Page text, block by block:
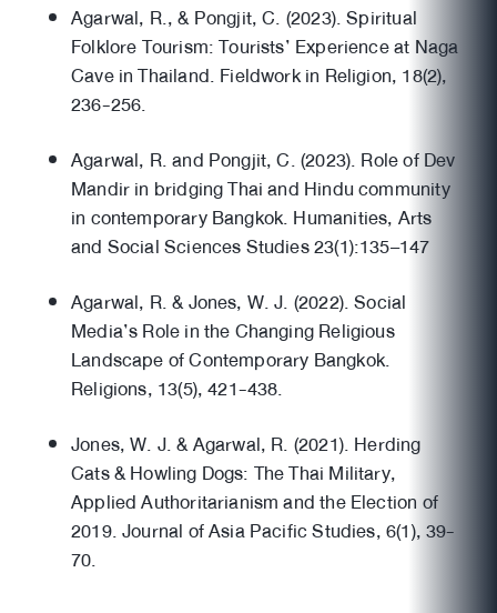
Agarwal, R., & Pongjit, C. (2023). Spiritual
Folklore Tourism: Tourists’ Experience at Naga
Cave in Thailand. Fieldwork in Religion, 18(2),
236-256.
Agarwal, R. and Pongjit, C. (2023). Role of Dev
Mandir in bridging Thai and Hindu community
in contemporary Bangkok. Humanities, Arts
and Social Sciences Studies 23(1):135–147
Agarwal, R. & Jones, W. J. (2022). Social
Media’s Role in the Changing Religious
Landscape of Contemporary Bangkok.
Religions, 13(5), 421-438.
Jones, W. J. & Agarwal, R. (2021). Herding
Cats & Howling Dogs: The Thai Military,
Applied Authoritarianism and the Election of
2019. Journal of Asia Pacific Studies, 6(1), 39-
70.